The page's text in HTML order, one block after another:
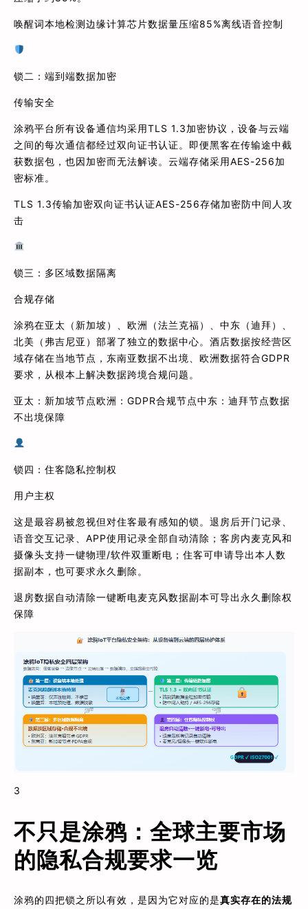
唤醒词本地检测边缘计算芯片数据量压缩85%离线语音控制
锁二：端到端数据加密
传输安全
涂鸦平台所有设备通信均采用TLS 1.3加密协议，设备与云端
之间的每次通信都经过双向证书认证。即便黑客在传输途中截
获数据包，也因加密而无法解读。云端存储采用AES-256加
密标准。
TLS 1.3传输加密双向证书认证AES-256存储加密防中间人攻
击
锁三：多区域数据隔离
合规存储
涂鸦在亚太（新加坡）、欧洲（法兰克福）、中东（迪拜）、
北美（弗吉尼亚）部署了独立的数据中心。酒店数据按经营区
域存储在当地节点，东南亚数据不出境、欧洲数据符合GDPR
要求，从根本上解决数据跨境合规问题。
亚太：新加坡节点欧洲：GDPR合规节点中东：迪拜节点数据
不出境保障
锁四：住客隐私控制权
用户主权
这是最容易被忽视但对住客最有感知的锁。退房后开门记录、
语音交互记录、APP使用记录全部自动清除；客房内麦克风和
摄像头支持一键物理/软件双重断电；住客可申请导出本人数
据副本，也可要求永久删除。
退房数据自动清除一键断电麦克风数据副本可导出永久删除权
保障
3
不只是涂鸦：全球主要市场
的隐私合规要求一览
涂鸦的四把锁之所以有效，是因为它对应的是真实存在的法规